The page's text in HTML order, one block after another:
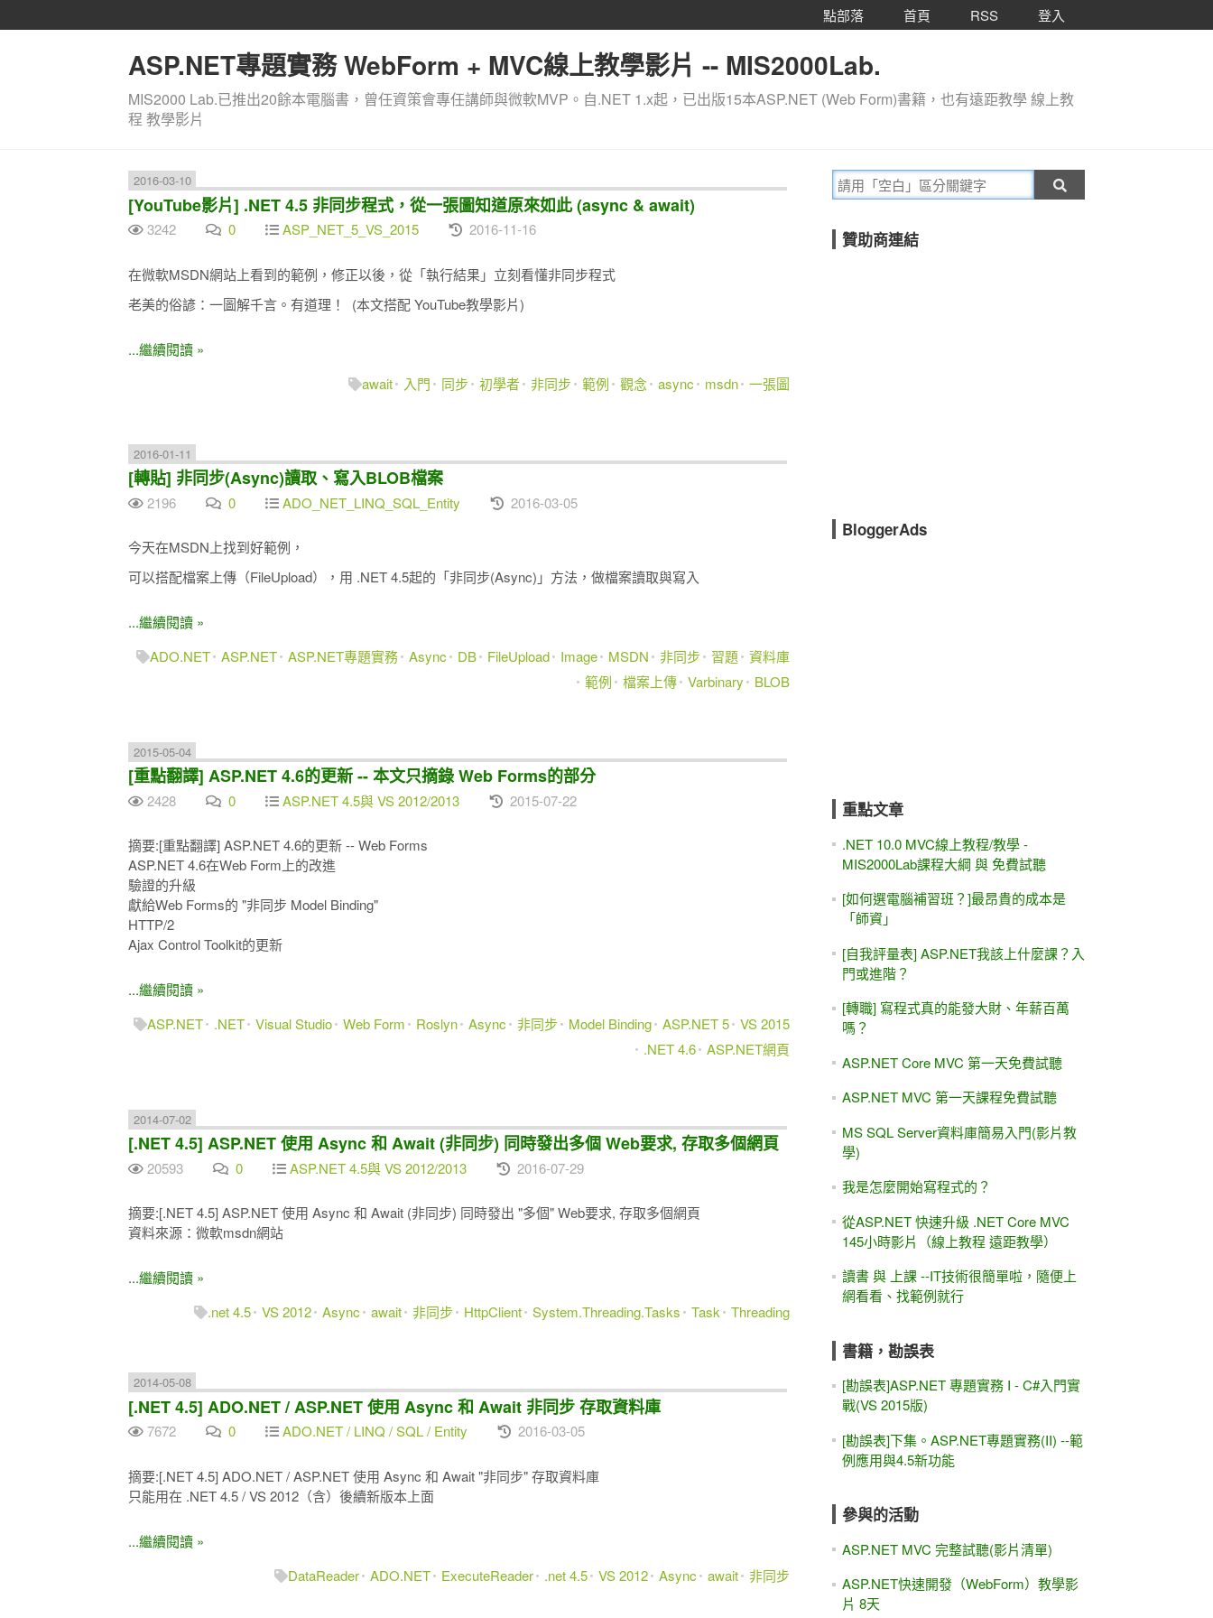
點部落 首頁 RSS 登入
ASP.NET專題實務 WebForm + MVC線上教學影片 -- MIS2000Lab.
MIS2000 Lab.已推出20餘本電腦書，曾任資策會專任講師與微軟MVP。自.NET 1.x起，已出版15本ASP.NET (Web Form)書籍，也有遠距教學 線上教
程 教學影片
2016-03-10
[YouTube影片] .NET 4.5 非同步程式，從一張圖知道原來如此 (async & await)
3242 0 ASP_NET_5_VS_2015 2016-11-16
在微軟MSDN網站上看到的範例，修正以後，從「執行結果」立刻看懂非同步程式
老美的俗諺：一圖解千言。有道理！ (本文搭配 YouTube教學影片)
...繼續閱讀 »
await
入門 同步 初學者 非同步 範例 觀念 async msdn 一張圖
2016-01-11
[轉貼] 非同步(Async)讀取、寫入BLOB檔案
2196 0 ADO_NET_LINQ_SQL_Entity 2016-03-05
今天在MSDN上找到好範例，
可以搭配檔案上傳（FileUpload），用 .NET 4.5起的「非同步(Async)」方法，做檔案讀取與寫入
...繼續閱讀 »
ADO.NET ASP.NET ASP.NET專題實務 Async DB FileUpload Image MSDN 非同步 習題 資料庫
範例
檔案上傳 Varbinary BLOB
2015-05-04
[重點翻譯] ASP.NET 4.6的更新 -- 本文只摘錄 Web Forms的部分
2428 0 ASP.NET 4.5與 VS 2012/2013 2015-07-22
摘要:[重點翻譯] ASP.NET 4.6的更新 -- Web Forms
ASP.NET 4.6在Web Form上的改進
驗證的升級
獻給Web Forms的 "非同步 Model Binding"
HTTP/2
Ajax Control Toolkit的更新
...繼續閱讀 »
ASP.NET
.NET Visual Studio Web Form Roslyn Async 非同步 Model Binding ASP.NET 5 VS 2015
.NET 4.6 ASP.NET網頁
2014-07-02
[.NET 4.5] ASP.NET 使用 Async 和 Await (非同步) 同時發出多個 Web要求, 存取多個網頁
20593 0 ASP.NET 4.5與 VS 2012/2013 2016-07-29
摘要:[.NET 4.5] ASP.NET 使用 Async 和 Await (非同步) 同時發出 "多個" Web要求, 存取多個網頁
資料來源：微軟msdn網站
...繼續閱讀 »
.net 4.5 VS 2012 Async await 非同步 HttpClient System.Threading.Tasks Task Threading
2014-05-08
[.NET 4.5] ADO.NET / ASP.NET 使用 Async 和 Await 非同步 存取資料庫
7672 0 ADO.NET / LINQ / SQL / Entity 2016-03-05
摘要:[.NET 4.5] ADO.NET / ASP.NET 使用 Async 和 Await "非同步" 存取資料庫
只能用在 .NET 4.5 / VS 2012（含）後續新版本上面
...繼續閱讀 »
DataReader ADO.NET ExecuteReader .net 4.5 VS 2012 Async await 非同步
贊助商連結
BloggerAds
重點文章
.NET 10.0 MVC線上教程/教學 -
MIS2000Lab課程大綱 與 免費試聽
[如何選電腦補習班？]最昂貴的成本是
「師資」
[自我評量表] ASP.NET我該上什麼課？入
門或進階？
[轉職] 寫程式真的能發大財、年薪百萬
嗎？
ASP.NET Core MVC 第一天免費試聽
ASP.NET MVC 第一天課程免費試聽
MS SQL Server資料庫簡易入門(影片教
學)
我是怎麼開始寫程式的？
從ASP.NET 快速升級 .NET Core MVC
145小時影片（線上教程 遠距教學）
讀書 與 上課 --IT技術很簡單啦，隨便上
網看看、找範例就行
書籍，勘誤表
[勘誤表]ASP.NET 專題實務 I - C#入門實
戰(VS 2015版)
[勘誤表]下集。ASP.NET專題實務(II) --範
例應用與4.5新功能
參與的活動
ASP.NET MVC 完整試聽(影片清單)
ASP.NET快速開發（WebForm）教學影
片 8天